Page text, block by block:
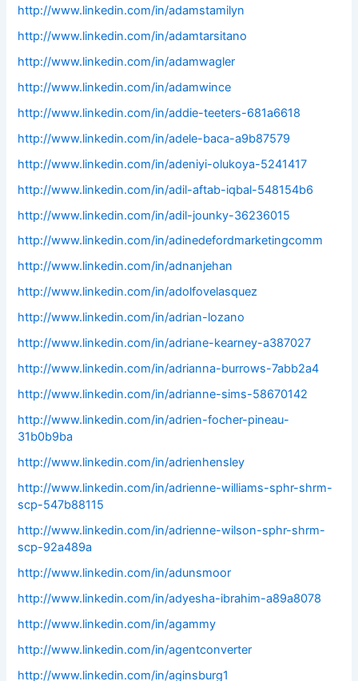
http://www.linkedin.com/in/adamstamilyn
http://www.linkedin.com/in/adamtarsitano
http://www.linkedin.com/in/adamwagler
http://www.linkedin.com/in/adamwince
http://www.linkedin.com/in/addie-teeters-681a6618
http://www.linkedin.com/in/adele-baca-a9b87579
http://www.linkedin.com/in/adeniyi-olukoya-5241417
http://www.linkedin.com/in/adil-aftab-iqbal-548154b6
http://www.linkedin.com/in/adil-jounky-36236015
http://www.linkedin.com/in/adinedefordmarketingcomm
http://www.linkedin.com/in/adnanjehan
http://www.linkedin.com/in/adolfovelasquez
http://www.linkedin.com/in/adrian-lozano
http://www.linkedin.com/in/adriane-kearney-a387027
http://www.linkedin.com/in/adrianna-burrows-7abb2a4
http://www.linkedin.com/in/adrianne-sims-58670142
http://www.linkedin.com/in/adrien-focher-pineau-
31b0b9ba
http://www.linkedin.com/in/adrienhensley
http://www.linkedin.com/in/adrienne-williams-sphr-shrm-
scp-547b88115
http://www.linkedin.com/in/adrienne-wilson-sphr-shrm-
scp-92a489a
http://www.linkedin.com/in/adunsmoor
http://www.linkedin.com/in/adyesha-ibrahim-a89a8078
http://www.linkedin.com/in/agammy
http://www.linkedin.com/in/agentconverter
http://www.linkedin.com/in/aginsburg1